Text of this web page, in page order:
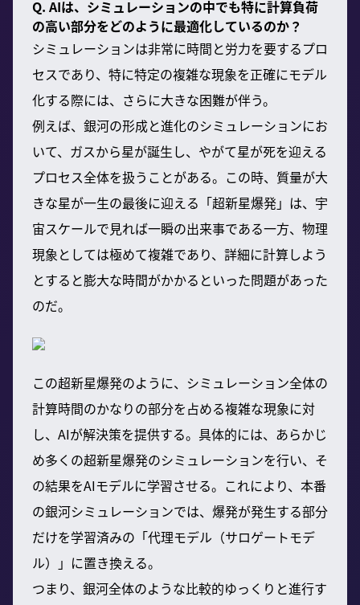
Q. AIは、シミュレーションの中でも特に計算負荷
の高い部分をどのように最適化しているのか？
シミュレーションは非常に時間と労力を要するプロ
セスであり、特に特定の複雑な現象を正確にモデル
化する際には、さらに大きな困難が伴う。
例えば、銀河の形成と進化のシミュレーションにお
いて、ガスから星が誕生し、やがて星が死を迎える
プロセス全体を扱うことがある。この時、質量が大
きな星が一生の最後に迎える「超新星爆発」は、宇
宙スケールで見れば一瞬の出来事である一方、物理
現象としては極めて複雑であり、詳細に計算しよう
とすると膨大な時間がかかるといった問題があった
のだ。
この超新星爆発のように、シミュレーション全体の
計算時間のかなりの部分を占める複雑な現象に対
し、AIが解決策を提供する。具体的には、あらかじ
め多くの超新星爆発のシミュレーションを行い、そ
の結果をAIモデルに学習させる。これにより、本番
の銀河シミュレーションでは、爆発が発生する部分
だけを学習済みの「代理モデル（サロゲートモデ
ル）」に置き換える。
つまり、銀河全体のような比較的ゆっくりと進行す